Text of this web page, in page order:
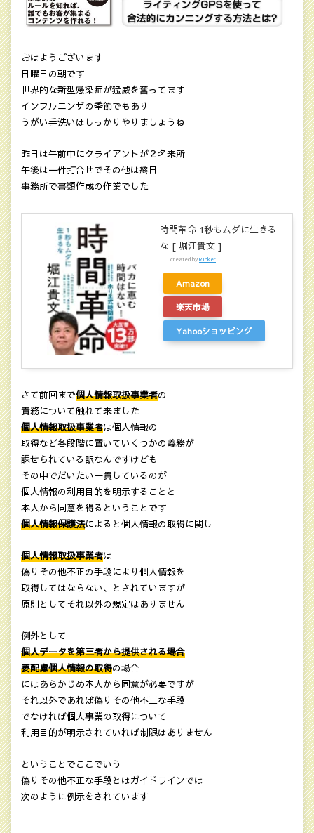
おはようございます
日曜日の朝です
世界的な新型感染症が猛威を奮ってます
インフルエンザの季節でもあり
うがい手洗いはしっかりやりましょうね
昨日は午前中にクライアントが２名来所
午後は一件打合せでその他は終日
事務所で書類作成の作業でした
時間革命 1秒もムダに生きる
な [ 堀江貴文 ]
created byRinker
Amazon
楽天市場
Yahooショッピング
さて前回まで個人情報取扱事業者の
責務について触れて来ました
個人情報取扱事業者は個人情報の
取得など各段階に置いていくつかの義務が
課せられている訳なんですけども
その中でだいたい一貫しているのが
個人情報の利用目的を明示することと
本人から同意を得るということです
個人情報保護法によると個人情報の取得に関し
個人情報取扱事業者は
偽りその他不正の手段により個人情報を
取得してはならない、とされていますが
原則としてそれ以外の規定はありません
例外として
個人データを第三者から提供される場合
要配慮個人情報の取得の場合
にはあらかじめ本人から同意が必要ですが
それ以外であれば偽りその他不正な手段
でなければ個人事業の取得について
利用目的が明示されていれば制限はありません
ということでここでいう
偽りその他不正な手段とはガイドラインでは
次のように例示をされています
——